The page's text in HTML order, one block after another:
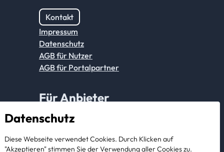
Datenschutz
Diese Webseite verwendet Cookies. Durch Klicken auf
"Akzeptieren" stimmen Sie der Verwendung aller Cookies zu.
Kontakt
Impressum
Datenschutz
AGB für Nutzer
AGB für Portalpartner
Für Anbieter
Als Anbieter registrieren